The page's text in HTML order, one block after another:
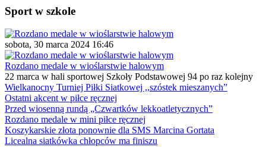
Sport w szkole
sobota, 30 marca 2024 16:46
Rozdano medale w wioślarstwie halowym
22 marca w hali sportowej Szkoły Podstawowej 94 po raz kolejny
Wielkanocny Turniej Piłki Siatkowej ,,szóstek mieszanych”
Ostatni akcent w piłce ręcznej
Przed wiosenną rundą „Czwartków lekkoatletycznych”
Rozdano medale w mini piłce ręcznej
Koszykarskie złota ponownie dla SMS Marcina Gortata
Licealna siatkówka chłopców ma finiszu